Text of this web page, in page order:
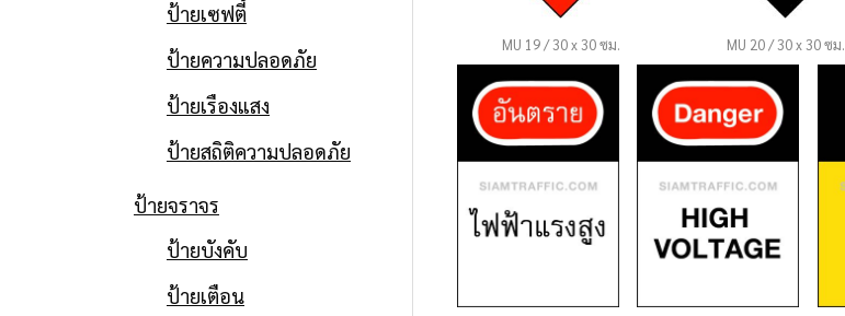
ป้ายเซฟตี้
ป้ายความปลอดภัย
ป้ายเรืองแสง
ป้ายสถิติความปลอดภัย
ป้ายจราจร
ป้ายบังคับ
ป้ายเตือน
MU 19 / 30 x 30 ซม. MU 20 / 30 x 30 ซม.